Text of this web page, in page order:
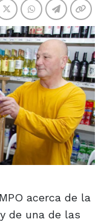
acerca de la
de una de las